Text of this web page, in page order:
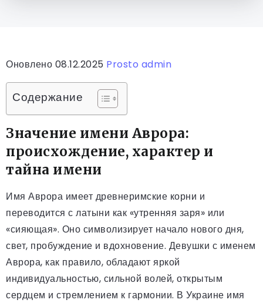
Оновлено 08.12.2025 Prosto admin
Содержание
Значение имени Аврора:
происхождение, характер и
тайна имени
Имя Аврора имеет древнеримские корни и
переводится с латыни как «утренняя заря» или
«сияющая». Оно символизирует начало нового дня,
свет, пробуждение и вдохновение. Девушки с именем
Аврора, как правило, обладают яркой
индивидуальностью, сильной волей, открытым
сердцем и стремлением к гармонии. В Украине имя